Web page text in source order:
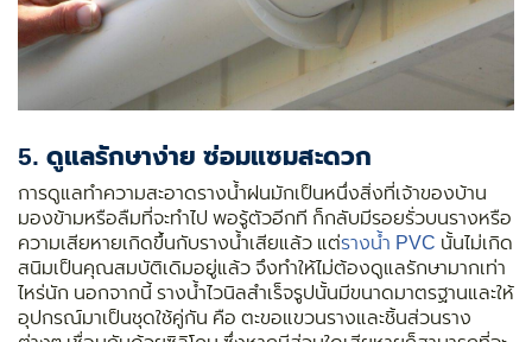
5. ดูแลรักษาง่าย ซ่อมแซมสะดวก
การดูแลทำความสะอาดรางน้ำฝนมักเป็นหนึ่งสิ่งที่เจ้าของบ้าน
มองข้ามหรือลืมที่จะทำไป พอรู้ตัวอีกที ก็กลับมีรอยรั่วบนรางหรือ
ความเสียหายเกิดขึ้นกับรางน้ำเสียแล้ว แต่รางน้ำ PVC นั้นไม่เกิด
สนิมเป็นคุณสมบัติเดิมอยู่แล้ว จึงทำให้ไม่ต้องดูแลรักษามากเท่า
ไหร่นัก นอกจากนี้ รางน้ำไวนิลสำเร็จรูปนั้นมีขนาดมาตรฐานและให้
อุปกรณ์มาเป็นชุดใช้คู่กัน คือ ตะขอแขวนรางและชิ้นส่วนราง